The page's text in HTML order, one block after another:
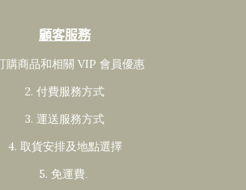
顧客服務
購商品和相關 VIP 會員優惠
2. 付費服務方式
3. 運送服務方式
4. 取貨安排及地點選擇
5. 免運費.